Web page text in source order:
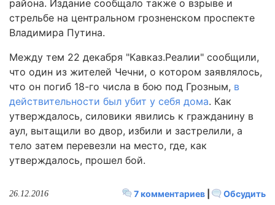
района. Издание сообщало также о взрыве и
стрельбе на центральном грозненском проспекте
Владимира Путина.
Между тем 22 декабря "Кавказ.Реалии" сообщили,
что один из жителей Чечни, о котором заявлялось,
что он погиб 18-го числа в бою под Грозным, в
действительности был убит у себя дома. Как
утверждалось, силовики явились к гражданину в
аул, вытащили во двор, избили и застрелили, а
тело затем перевезли на место, где, как
утверждалось, прошел бой.
7 комментариев Обсудить
26.12.2016